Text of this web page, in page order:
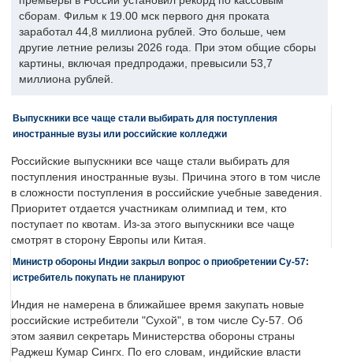
сборам. Фильм к 19.00 мск первого дня проката
заработал 44,8 миллиона рублей. Это больше, чем
другие летние релизы 2026 года. При этом общие сборы
картины, включая предпродажи, превысили 53,7
миллиона рублей.
Выпускники все чаще стали выбирать для поступления
иностранные вузы или российские колледжи
Российские выпускники все чаще стали выбирать для
поступления иностранные вузы. Причина этого в том числе
в сложности поступления в российские учебные заведения.
Приоритет отдается участникам олимпиад и тем, кто
поступает по квотам. Из-за этого выпускники все чаще
смотрят в сторону Европы или Китая.
Министр обороны Индии закрыл вопрос о приобретении Су-57:
истребитель покупать не планируют
Индия не намерена в ближайшее время закупать новые
российские истребители "Сухой", в том числе Су-57. Об
этом заявил секретарь Министерства обороны страны
Раджеш Кумар Сингх. По его словам, индийские власти